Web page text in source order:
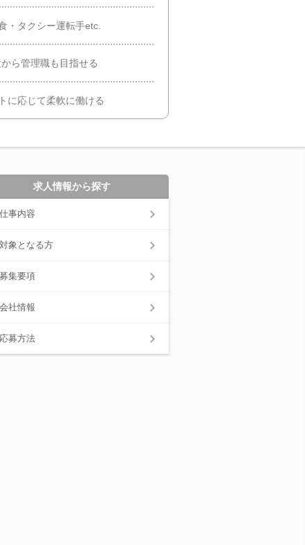
・タクシー運転手etc.
ら管理職も目指せる
に応じて柔軟に働ける
求人情報から探す
仕事内容
対象となる方
募集要項
会社情報
応募方法